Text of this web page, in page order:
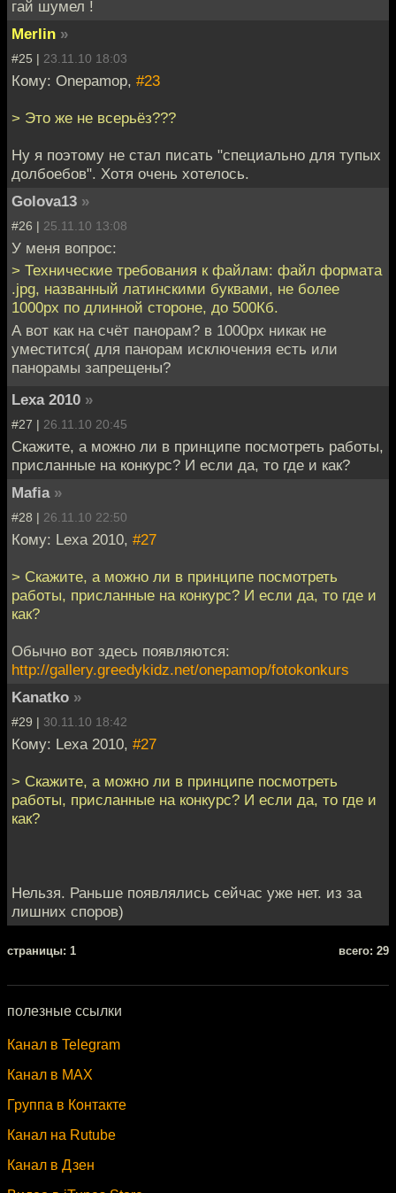
гай шумел !
Merlin »
#25 | 23.11.10 18:03
Кому: Onepamop, #23
> Это же не всерьёз???
Ну я поэтому не стал писать "специально для тупых
долбоебов". Хотя очень хотелось.
Golova13 »
#26 | 25.11.10 13:08
У меня вопрос:
> Технические требования к файлам: файл формата
.jpg, названный латинскими буквами, не более
1000px по длинной стороне, до 500Кб.
А вот как на счёт панорам? в 1000px никак не
уместится( для панорам исключения есть или
панорамы запрещены?
Lexa 2010 »
#27 | 26.11.10 20:45
Скажите, а можно ли в принципе посмотреть работы,
присланные на конкурс? И если да, то где и как?
Mafia »
#28 | 26.11.10 22:50
Кому: Lexa 2010, #27
> Скажите, а можно ли в принципе посмотреть
работы, присланные на конкурс? И если да, то где и
как?
Обычно вот здесь появляются:
http://gallery.greedykidz.net/onepamop/fotokonkurs
Kanatko »
#29 | 30.11.10 18:42
Кому: Lexa 2010, #27
> Скажите, а можно ли в принципе посмотреть
работы, присланные на конкурс? И если да, то где и
как?
Нельзя. Раньше появлялись сейчас уже нет. из за
лишних споров)
cтраницы: 1 всего: 29
полезные ссылки
Канал в Telegram
Канал в MAX
Группа в Контакте
Канал на Rutube
Канал в Дзен